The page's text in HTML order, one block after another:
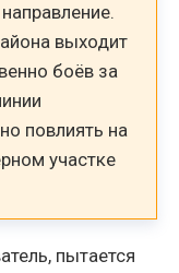
выходит
боёв за
повлиять на
участке
пытается